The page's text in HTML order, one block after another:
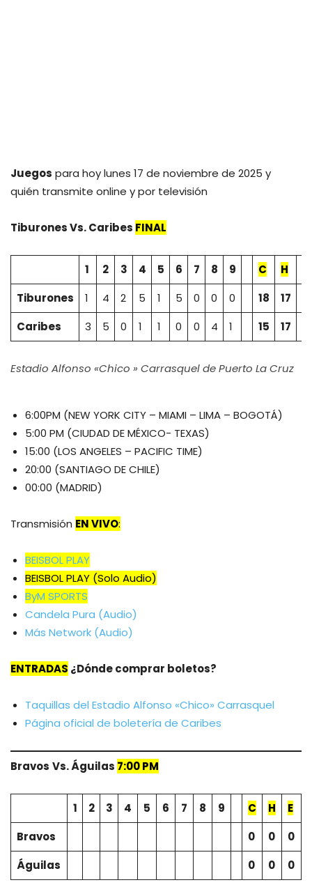
Juegos para hoy lunes 17 de noviembre de 2025 y
quién transmite online y por televisión
TiburonesVs.Caribes FINAL
1 2 3 4 5 6 7 8 9 C H
Tiburones
1 4 2 5 1 5 0 0 0 18 17
Caribes
3 5 0 1 1 0 0 4 1 15 17
Estadio Alfonso «Chico » Carrasquel de Puerto La Cruz
6:00PM (NEW YORK CITY – MIAMI – LIMA – BOGOTÁ)
5:00 PM (CIUDAD DE MÉXICO- TEXAS)
15:00 (LOS ANGELES – PACIFIC TIME)
20:00 (SANTIAGO DE CHILE)
00:00 (MADRID)
Transmisión EN VIVO:
BEISBOL PLAY
BEISBOL PLAY (Solo Audio)
ByM SPORTS
Candela Pura (Audio)
Más Network (Audio)
ENTRADAS ¿Dónde comprar boletos?
Taquillas del Estadio Alfonso «Chico» Carrasquel
Página oficial de boletería de Caribes
Bravos Vs.Águilas 7:00 PM
1 2 3 4 5 6 7 8 9 C H
E
Bravos
0 0
0
Águilas
0 0 0